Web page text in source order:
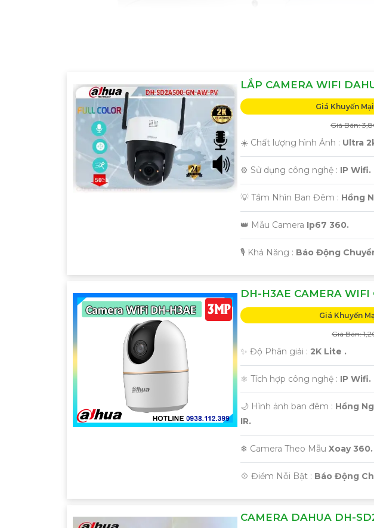
LẮP CAMERA WIFI
Giá Khuyến
Giá Bán:
☀️ Chất lượng hình Ảnh : Ultra
⚙ Sử dụng công nghệ : IP Wifi.
💡 Tầm Nhìn Ban Đêm : Hồng
👑 Mẫu Camera Ip67 360.
️🎙 Khả Năng : Báo Động
DH-H3AE CAMERA WIFI
Giá Khuyến
Giá Bán:
✨ Độ Phân giải : 2K Lite .
⚛️ Tích hợp công nghệ : IP Wifi.
🌙 Hình ảnh ban đêm : Hồng
IR.
❄ Camera Theo Mẫu Xoay 360.
️💠 Điểm Nỗi Bật : Báo Động
CAMERA DAHUA DH-